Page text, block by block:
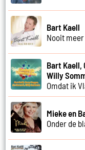
Bart Kaell
Nooit
Bart Kaell,
Willy
Omdat ik
Mieke en
Onder de